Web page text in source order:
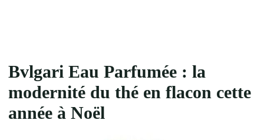
Bvlgari Eau Parfumée : la
modernité du thé en flacon cette
année à Noël